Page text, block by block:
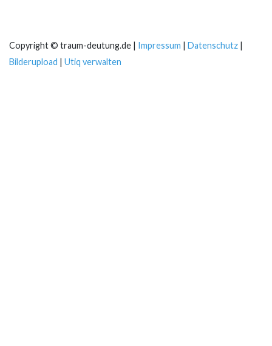
Copyright © traum-deutung.de | Impressum | Datenschutz |
Bilderupload | Utiq verwalten